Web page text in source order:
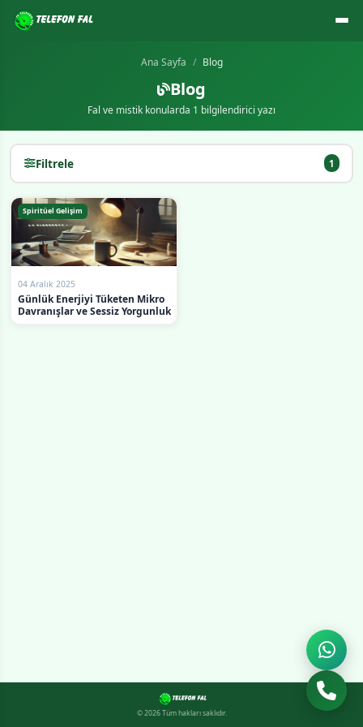
Ana Sayfa Blog
Blog
Fal ve mistik konularda 1 bilgilendirici yazı
Filtrele 1
Spiritüel Gelişim
04 Aralık 2025
Günlük Enerjiyi Tüketen Mikro
Davranışlar ve Sessiz Yorgunluk
© 2026 Tüm hakları saklıdır.